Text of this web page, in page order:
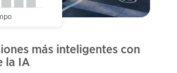
más inteligentes con
la IA